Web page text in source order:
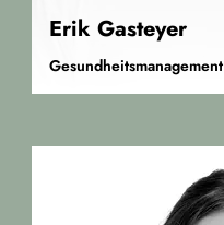
Erik Gasteyer
Gesundheitsmanagement